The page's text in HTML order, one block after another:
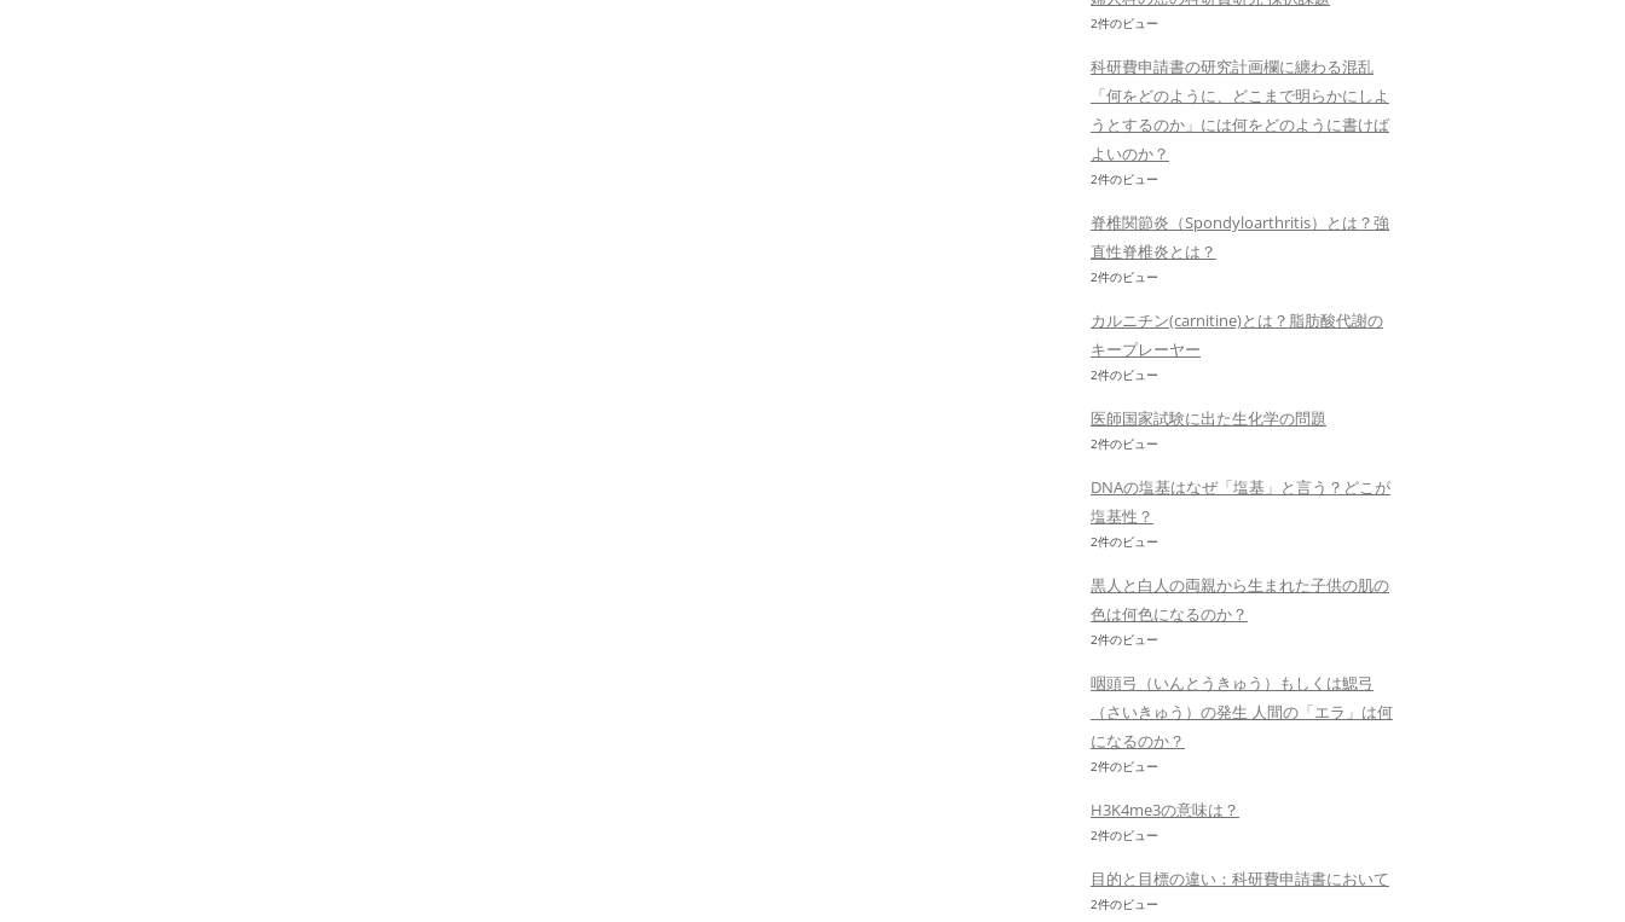
2件のビュー
科研費申請書の研究計画欄に纏わる混乱
「何をどのように、どこまで明らかにしよ
うとするのか」には何をどのように書けば
よいのか？
2件のビュー
脊椎関節炎（Spondyloarthritis）とは？強
直性脊椎炎とは？
2件のビュー
カルニチン(carnitine)とは？脂肪酸代謝の
キープレーヤー
2件のビュー
医師国家試験に出た生化学の問題
2件のビュー
DNAの塩基はなぜ「塩基」と言う？どこが
塩基性？
2件のビュー
黒人と白人の両親から生まれた子供の肌の
色は何色になるのか？
2件のビュー
咽頭弓（いんとうきゅう）もしくは鰓弓
（さいきゅう）の発生 人間の「エラ」は何
になるのか？
2件のビュー
H3K4me3の意味は？
2件のビュー
目的と目標の違い：科研費申請書において
2件のビュー